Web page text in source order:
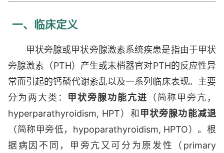
一、临床定义
甲状旁腺或甲状旁腺激素系统疾患是指由于甲状
旁腺激素（PTH）产生或末梢器官对PTH的反应性异
常而引起的钙磷代谢紊乱以及一系列临床表现。主要
分为两大类： 甲状旁腺功能亢进 （简称甲旁亢，
hyperparathyroidism, HPT）和 甲状旁腺功能减退
（简称甲旁低，hypoparathyroidism, HPTO）。根
据病因不同，甲旁亢又可分为原发性（primary